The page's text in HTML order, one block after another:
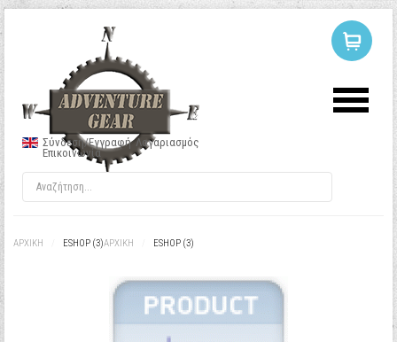
Σύνδεση/Εγγραφή Λογαριασμός
Επικοινωνία
ΑΡΧΙΚΉ ESHOP (3)ΑΡΧΙΚΉ ESHOP (3)
ΣΥΝΔΕΣΗ
Κωδικός
Να με θυμάσαι